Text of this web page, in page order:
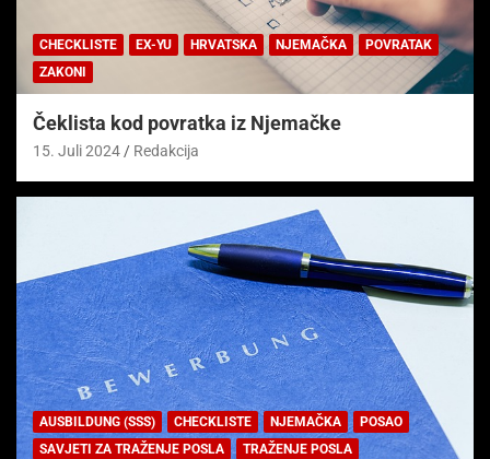
CHECKLISTE EX-YU HRVATSKA NJEMAČKA
POVRATAK
ZAKONI
Čeklista kod povratka iz Njemačke
15. Juli 2024 Redakcija
AUSBILDUNG (SSS) CHECKLISTE NJEMAČKA
POSAO
SAVJETI ZA TRAŽENJE POSLA
TRAŽENJE POSLA